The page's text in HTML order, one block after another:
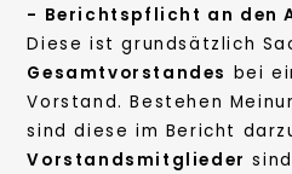
- Berichtspflicht an den
Diese ist grundsätzlich
Gesamtvorstandes bei
Vorstand. Bestehen
sind diese im Bericht
Vorstandsmitglieder